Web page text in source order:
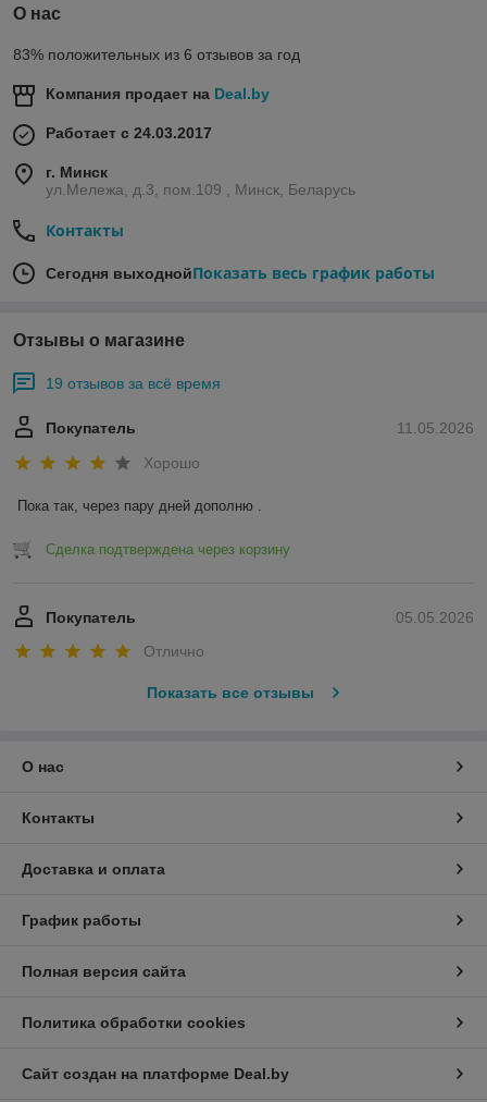
О нас
83% положительных из 6 отзывов за год
Компания продает на Deal.by
Работает с 24.03.2017
г. Минск
ул.Мележа, д.3, пом.109 , Минск, Беларусь
Контакты
Сегодня выходнойПоказать весь график работы
Отзывы о магазине
19 отзывов за всё время
11.05.2026
Покупатель
Хорошо
Пока так, через пару дней дополню .
Сделка подтверждена через корзину
05.05.2026
Покупатель
Отлично
Показать все отзывы
О нас
Контакты
Доставка и оплата
График работы
Полная версия сайта
Политика обработки cookies
Сайт создан на платформе Deal.by